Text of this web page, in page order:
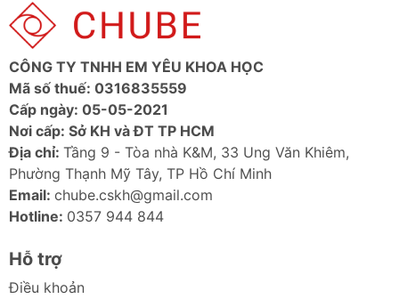
Chất Liệu Cao Cấp, Độ Bền Vượt Trội: Được
chế tạo từ hợp kim nhôm và vật liệu ABS chất
lượng cao, đảm bảo độ bền bỉ, nhẹ nhàng và
dễ dàng mang theo bên mình.
Ảnh Chi Tiết Gậy Selfie Từ Tính Baseus
TechShot Series
CÔNG TY TNHH EM YÊU KHOA HỌC
Mã số thuế: 0316835559
Cấp ngày: 05-05-2021
Nơi cấp: Sở KH và ĐT TP HCM
Địa chỉ: Tầng 9 - Tòa nhà K&M, 33 Ung Văn Khiêm,
Phường Thạnh Mỹ Tây, TP Hồ Chí Minh
Email: chube.cskh@gmail.com
Hotline: 0357 944 844
Hỗ trợ
Điều khoản